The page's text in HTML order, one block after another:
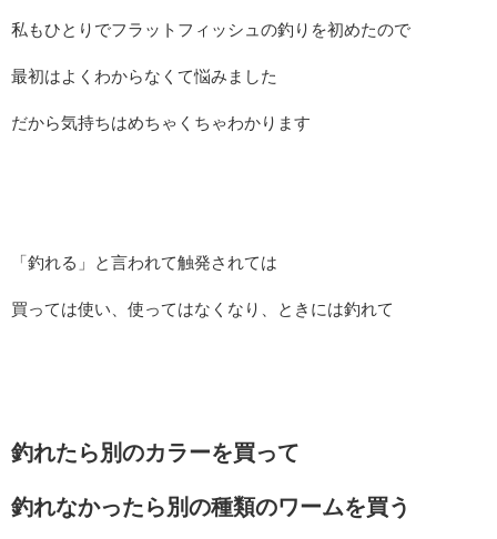
私もひとりでフラットフィッシュの釣りを初めたので
最初はよくわからなくて悩みました
だから気持ちはめちゃくちゃわかります
「釣れる」と言われて触発されては
買っては使い、使ってはなくなり、ときには釣れて
釣れたら別のカラーを買って
釣れなかったら別の種類のワームを買う